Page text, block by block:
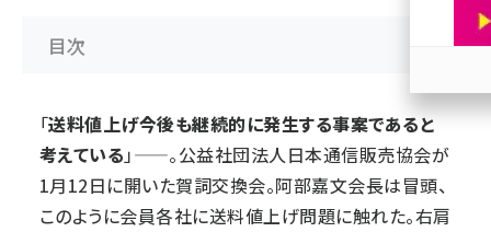
目次
「送料値上げ今後も継続的に発生する事案であると
考えている」――。公益社団法人日本通信販売協会が
1月12日に開いた賀詞交換会。阿部嘉文会長は冒頭、
このように会員各社に送料値上げ問題に触れた。右肩
参